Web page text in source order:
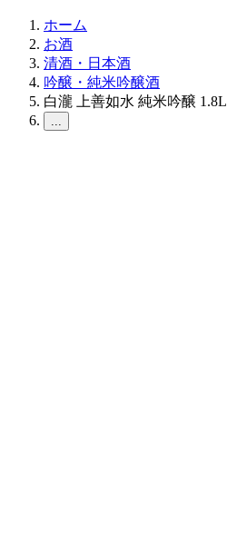
ホーム
お酒
清酒・日本酒
吟醸・純米吟醸酒
白瀧 上善如水 純米吟醸 1.8L
...